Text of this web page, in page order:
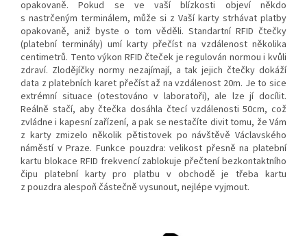
opakovaně. Pokud se ve vaší blízkosti objeví někdo
s nastrčeným terminálem, může si z Vaší karty strhávat platby
opakovaně, aniž byste o tom věděli. Standartní RFID čtečky
(platební terminály) umí karty přečíst na vzdálenost několika
centimetrů. Tento výkon RFID čteček je regulován normou i kvůli
zdraví. Zlodějíčky normy nezajímají, a tak jejich čtečky dokáží
data z platebních karet přečíst až na vzdálenost 20m. Je to sice
extrémní situace (otestováno v laboratoři), ale lze jí docílit.
Reálně stačí, aby čtečka dosáhla čtecí vzdálenosti 50cm, což
zvládne i kapesní zařízení, a pak se nestačíte divit tomu, že Vám
z karty zmizelo několik pětistovek po návštěvě Václavského
náměstí v Praze. Funkce pouzdra: velikost přesně na platební
kartu blokace RFID frekvencí zablokuje přečtení bezkontaktního
čipu platební karty pro platbu v obchodě je třeba kartu
z pouzdra alespoň částečně vysunout, nejlépe vyjmout.